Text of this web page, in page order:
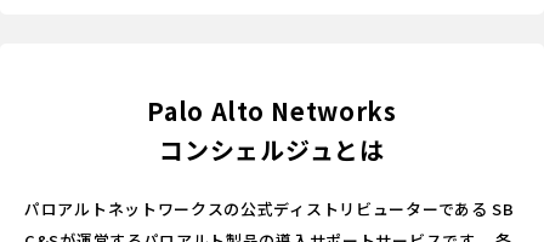
Palo Alto Networks
コンシェルジュとは
パロアルトネットワークスの公式ディストリビューターである SB